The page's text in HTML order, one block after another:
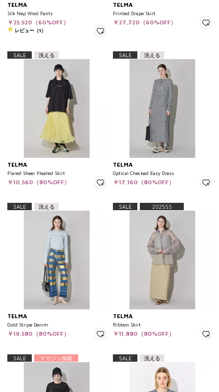
TELMA
Silk Nep Wool Pants
￥25,520（60%OFF）
レビュー（1）
TELMA
Printed Drape Skirt
￥27,720（60%OFF）
SALE 洗える
TELMA
Flared Sheer Pleated Skirt
￥10,560（80%OFF）
SALE 洗える
TELMA
Optical Checked Easy Dress
￥17,160（80%OFF）
SALE 洗える
TELMA
Gold Stripe Denim
￥19,580（80%OFF）
SALE 2025SS
TELMA
Ribbon Skirt
￥11,880（80%OFF）
SALE マガジン掲載 SALE 洗える